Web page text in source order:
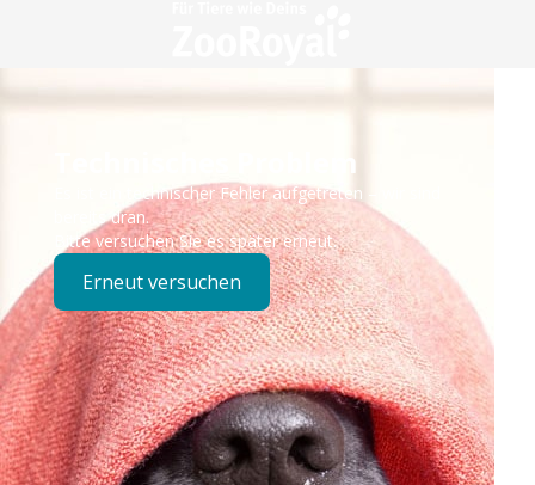
Technisches Problem
Es ist ein technischer Fehler aufgetreten – wir sind
bereits dran.
Bitte versuchen Sie es später erneut.
Erneut versuchen